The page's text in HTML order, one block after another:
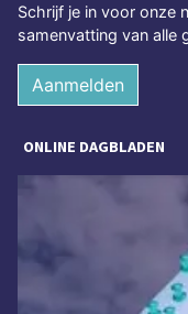
Schrijf je in voor onze
samenvatting van alle
Aanmelden
ONLINE DAGBLADEN